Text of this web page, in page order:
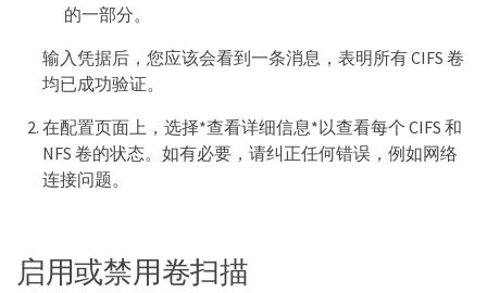
的一部分。
输入凭据后，您应该会看到一条消息，表明所有 CIFS 卷
均已成功验证。
在配置页面上，选择*查看详细信息*以查看每个 CIFS 和
NFS 卷的状态。如有必要，请纠正任何错误，例如网络
连接问题。
启用或禁用卷扫描